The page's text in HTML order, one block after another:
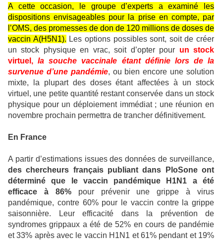
A cette occasion, le groupe d’experts a examiné les
dispositions envisageables pour la prise en compte, par
l’OMS, des promesses de don de 120 millions de doses de
vaccin A(H5N1). Les options possibles sont, soit de créer
un stock physique en vrac, soit d’opter pour un stock
virtuel,la souche vaccinale étant définie lors de la
survenue d’une pandémie, ou bien encore une solution
mixte, la plupart des doses étant affectées à un stock
virtuel, une petite quantité restant conservée dans un stock
physique pour un déploiement immédiat ; une réunion en
novembre prochain permettra de trancher définitivement.
En France
A partir d’estimations issues des données de surveillance,
des chercheurs français publiant dans PloSone ont
déterminé que le vaccin pandémique H1N1 a été
efficace à 86%pour prévenir une grippe à virus
pandémique, contre 60% pour le vaccin contre la grippe
saisonnière. Leur efficacité dans la prévention de
syndromes grippaux a été de 52% en cours de pandémie
et 33% après avec le vaccin H1N1 et 61% pendant et 19%